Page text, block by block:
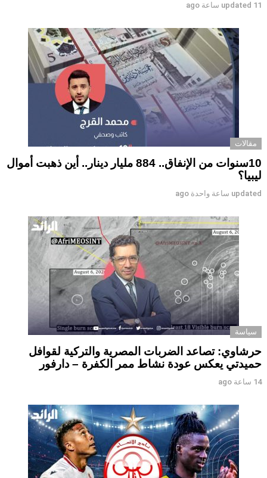
updated 11 ساعة ago
مقالات
10سنوات من الإنفاق.. 884 مليار دينار.. أين ذهبت أموال
ليبيا؟
updated ساعة واحدة ago
سياسة
حرشاوي: تصاعد الضربات المصرية والتركية لقوافل
حميدتي يعكس عودة نشاط ممر الكفرة – دارفور
14 ساعة ago